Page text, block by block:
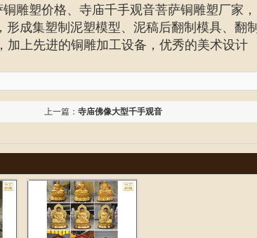
雕塑价格、寺庙千手观音菩萨铜雕塑厂家 ，
成集塑制泥塑模型、泥稿后翻制模具、翻制
上先进的铜雕加工设备，优秀的美术设计
上一篇： 寺庙佛像大型千手观音